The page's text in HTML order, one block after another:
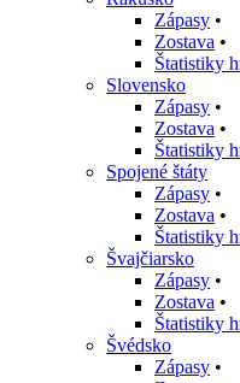
Zápasy •
Zostava •
Štatistiky
Slovensko
Zápasy •
Zostava •
Štatistiky
Spojené štáty
Zápasy •
Zostava •
Štatistiky
Švajčiarsko
Zápasy •
Zostava •
Štatistiky
Švédsko
Zápasy •